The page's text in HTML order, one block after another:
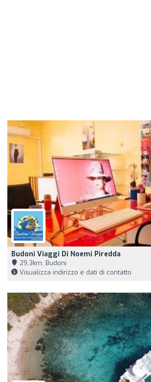
Budoni Viaggi Di Noemi Piredda
29,3km, Budoni
Visualizza indirizzo e dati di contatto